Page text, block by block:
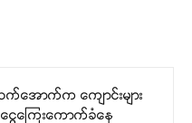
အောက်က ကျောင်းများ
ငွေကြေးကောက်ခံနေ